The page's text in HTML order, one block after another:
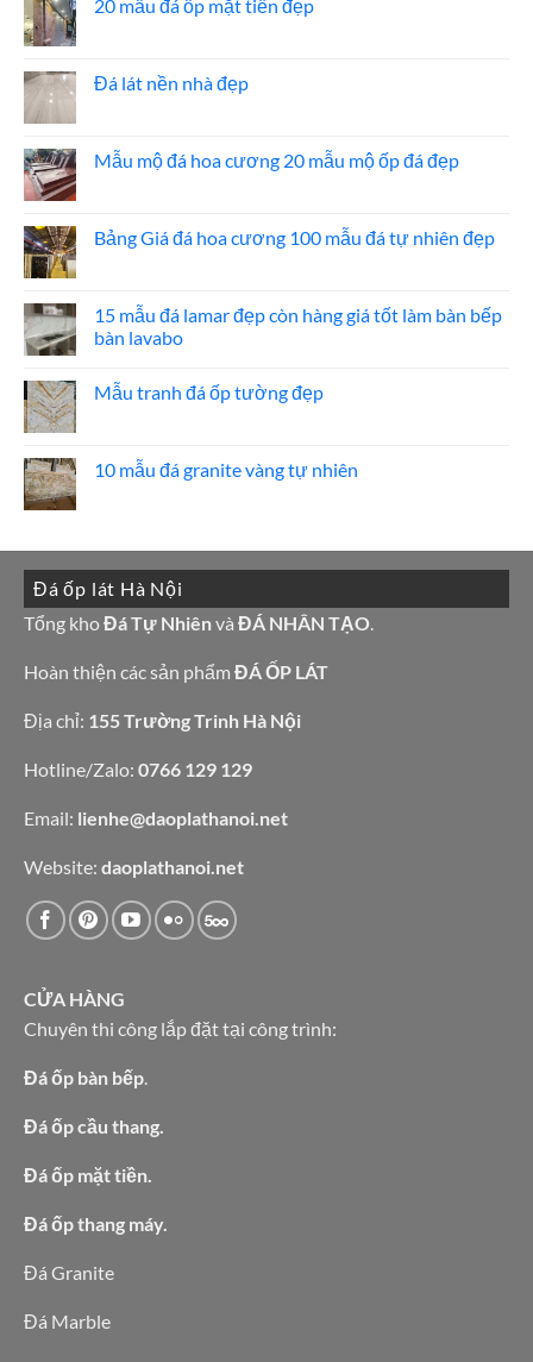
ở
ốp
thang
20 mẫu đá ốp mặt tiền đẹp
luận
ở
ốp
mặt
Đá lát nền nhà đẹp
luận
ở
nhà
đẹp
Mẫu mộ đá hoa cương 20 mẫu mộ ốp đá đẹp
luận
ở
hoa
cương
20
ốp
đá
Bảng Giá đá hoa cương 100 mẫu đá tự nhiên đẹp
luận
ở
Bảng
hoa
cương
tự
nhiên
15 mẫu đá lamar đẹp còn hàng giá tốt làm bàn bếp
bàn lavabo
bình
đá
bàn
bếp
bàn
Mẫu tranh đá ốp tường đẹp
luận
ở
tường
đẹp
10 mẫu đá granite vàng tự nhiên
ở
10
mẫu
đá
granite
vàng
nhiên
Đá ốp lát Hà Nội
Tổng khoĐá Tự Nhiênvà ĐÁ NHÂN TẠO.
Hoàn thiện các sản phẩm ĐÁ ỐP LÁT
Địa chỉ: 155 Trường Trinh Hà Nội
Hotline/Zalo: 0766 129 129
Email: lienhe@daoplathanoi.net
Website: daoplathanoi.net
CỬA HÀNG
Chuyên thi công lắp đặt tại công trình:
Đá ốp bàn bếp.
Đá ốp cầu thang.
Đá ốp mặt tiền.
Đá ốp thang máy.
Đá Granite
Đá Marble